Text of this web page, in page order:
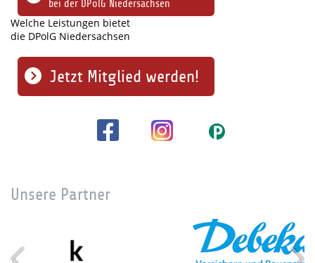
bei der DPolG Niedersachsen
Welche Leistungen bietet
die DPolG Niedersachsen
Jetzt Mitglied werden!
Unsere Partner